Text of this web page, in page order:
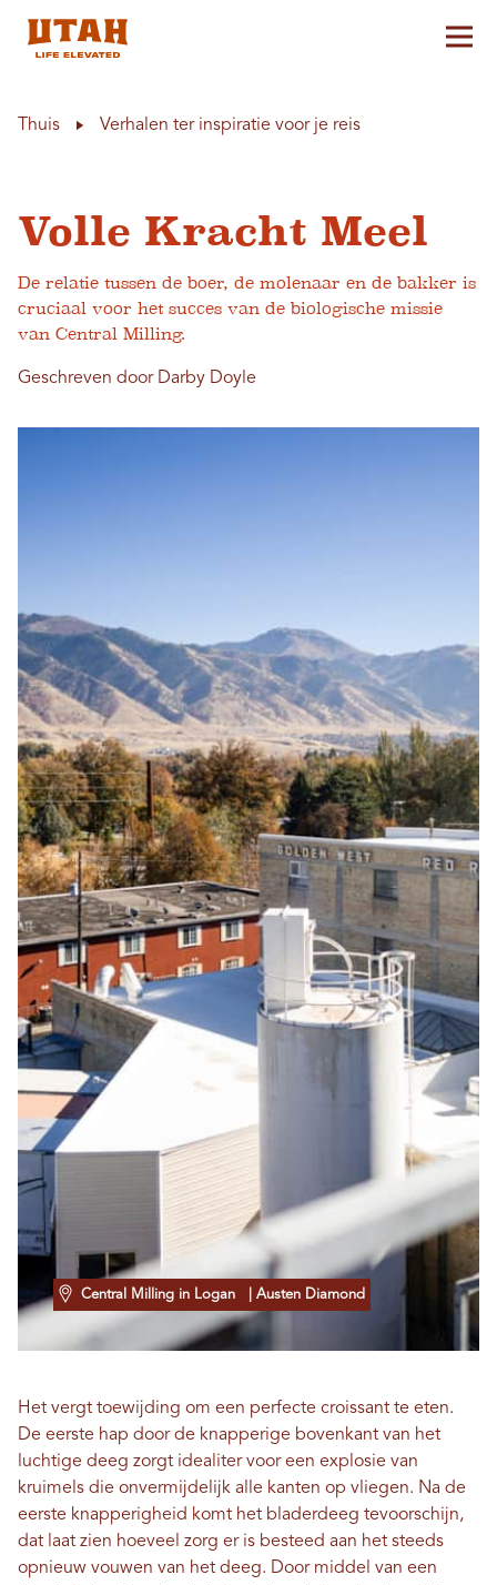
Thuis Verhalen ter inspiratie voor je reis
Volle Kracht Meel
De relatie tussen de boer, de molenaar en de bakker is
cruciaal voor het succes van de biologische missie
van Central Milling.
Geschreven door Darby Doyle
Central Milling in Logan | Austen Diamond
Het vergt toewijding om een ​​perfecte croissant te eten.
De eerste hap door de knapperige bovenkant van het
luchtige deeg zorgt idealiter voor een explosie van
kruimels die onvermijdelijk alle kanten op vliegen. Na de
eerste knapperigheid komt het bladerdeeg tevoorschijn,
dat laat zien hoeveel zorg er is besteed aan het steeds
opnieuw vouwen van het deeg. Door middel van een